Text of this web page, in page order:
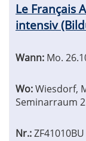
Le Français
intensiv
Wann: Mo.
Wo:Wiesdorf,
Seminarraum 2
Nr.:ZF41010BU